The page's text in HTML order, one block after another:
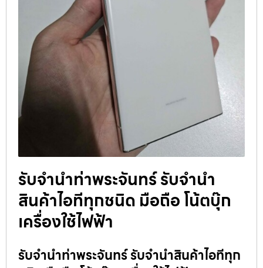
รับจำนำท่าพระจันทร์ รับจำนำ
สินค้าไอทีทุกชนิด มือถือ โน้ตบุ๊ก
เครื่องใช้ไฟฟ้า
รับจำนำท่าพระจันทร์ รับจำนำสินค้าไอทีทุก